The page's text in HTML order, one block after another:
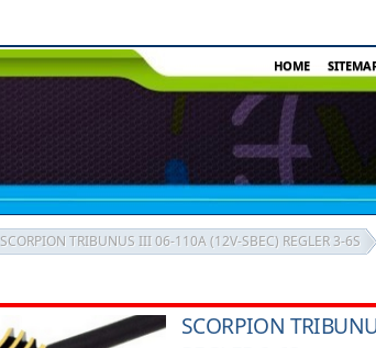
HOME
SCORPION TRIBUNUS III 06-110A (12V-SBEC) REGLER 3-6S
SCORPION